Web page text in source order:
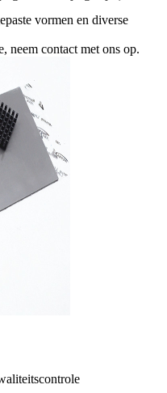
vormen en diverse
neem contact met ons op.